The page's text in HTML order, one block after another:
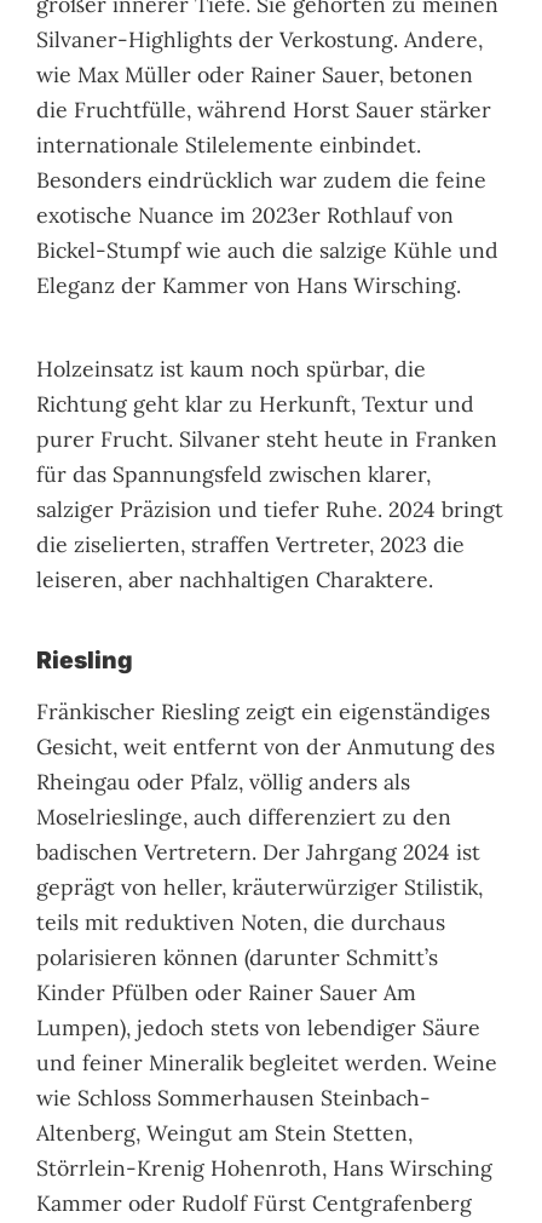
Silvaner-Highlights der Verkostung. Andere,
wie Max Müller oder Rainer Sauer, betonen
die Fruchtfülle, während Horst Sauer stärker
internationale Stilelemente einbindet.
Besonders eindrücklich war zudem die feine
exotische Nuance im 2023er Rothlauf von
Bickel-Stumpf wie auch die salzige Kühle und
Eleganz der Kammer von Hans Wirsching.
Holzeinsatz ist kaum noch spürbar, die
Richtung geht klar zu Herkunft, Textur und
purer Frucht. Silvaner steht heute in Franken
für das Spannungsfeld zwischen klarer,
salziger Präzision und tiefer Ruhe. 2024 bringt
die ziselierten, straffen Vertreter, 2023 die
leiseren, aber nachhaltigen Charaktere.
Riesling
Fränkischer Riesling zeigt ein eigenständiges
Gesicht, weit entfernt von der Anmutung des
Rheingau oder Pfalz, völlig anders als
Moselrieslinge, auch differenziert zu den
badischen Vertretern. Der Jahrgang 2024 ist
geprägt von heller, kräuterwürziger Stilistik,
teils mit reduktiven Noten, die durchaus
polarisieren können (darunter Schmitt’s
Kinder Pfülben oder Rainer Sauer Am
Lumpen), jedoch stets von lebendiger Säure
und feiner Mineralik begleitet werden. Weine
wie Schloss Sommerhausen Steinbach-
Altenberg, Weingut am Stein Stetten,
Störrlein-Krenig Hohenroth, Hans Wirsching
Kammer oder Rudolf Fürst Centgrafenberg